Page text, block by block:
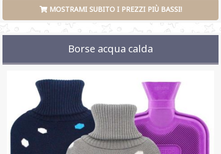
MOSTRAMI SUBITO I PREZZI PIÙ BASSI!
Borse acqua calda